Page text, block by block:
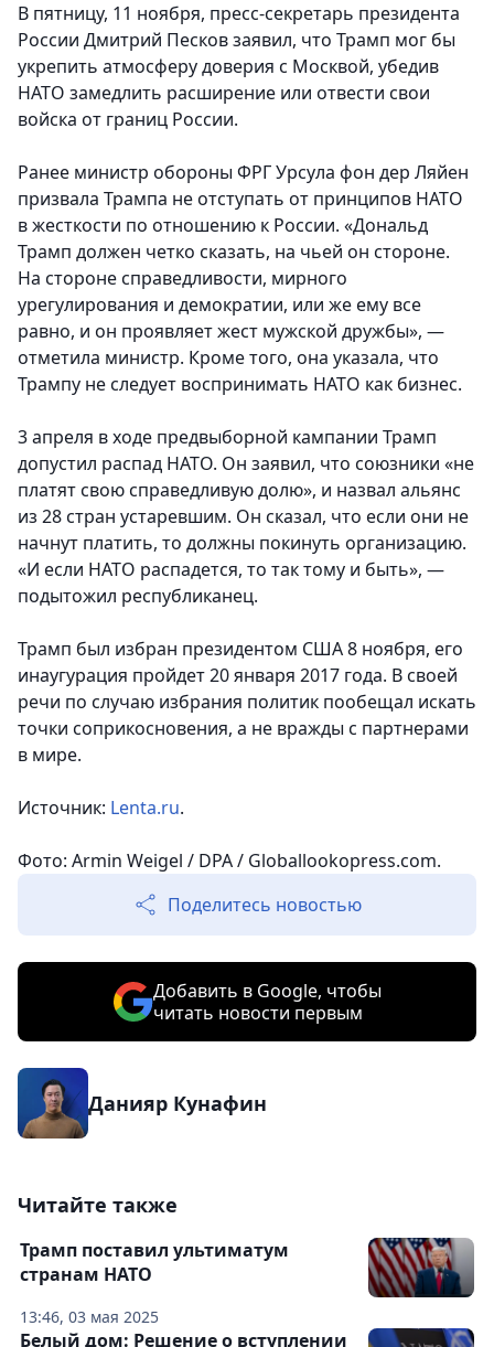
В пятницу, 11 ноября, пресс-секретарь президента
России Дмитрий Песков заявил, что Трамп мог бы
укрепить атмосферу доверия с Москвой, убедив
НАТО замедлить расширение или отвести свои
войска от границ России.
Ранее министр обороны ФРГ Урсула фон дер Ляйен
призвала Трампа не отступать от принципов НАТО
в жесткости по отношению к России. «Дональд
Трамп должен четко сказать, на чьей он стороне.
На стороне справедливости, мирного
урегулирования и демократии, или же ему все
равно, и он проявляет жест мужской дружбы», —
отметила министр. Кроме того, она указала, что
Трампу не следует воспринимать НАТО как бизнес.
3 апреля в ходе предвыборной кампании Трамп
допустил распад НАТО. Он заявил, что союзники «не
платят свою справедливую долю», и назвал альянс
из 28 стран устаревшим. Он сказал, что если они не
начнут платить, то должны покинуть организацию.
«И если НАТО распадется, то так тому и быть», —
подытожил республиканец.
Трамп был избран президентом США 8 ноября, его
инаугурация пройдет 20 января 2017 года. В своей
речи по случаю избрания политик пообещал искать
точки соприкосновения, а не вражды с партнерами
в мире.
Источник: Lenta.ru.
Фото: Armin Weigel / DPA / Globallookopress.com.
Поделитесь новостью
Добавить в Google, чтобы
читать новости первым
Данияр Кунафин
Читайте также
13:46, 03 мая 2025
Трамп поставил ультиматум
странам НАТО
Белый дом: Решение о вступлении